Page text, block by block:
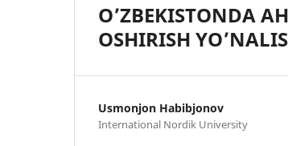
O’ZBEKISTONDA
OSHIRISH
Usmonjon Habibjonov
International Nordik University